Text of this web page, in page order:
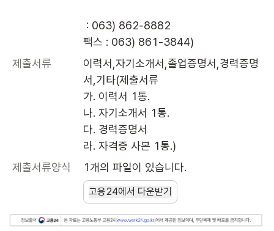
팩스 : 063) 861-3844)
제출서류
이력서,자기소개서,졸업증명서,경력증명
서,기타(제출서류
가. 이력서 1통.
나. 자기소개서 1통.
다. 경력증명서
라. 자격증 사본 1통.)
제출서류양식
1개의 파일이 있습니다.
고용24에서 다운받기